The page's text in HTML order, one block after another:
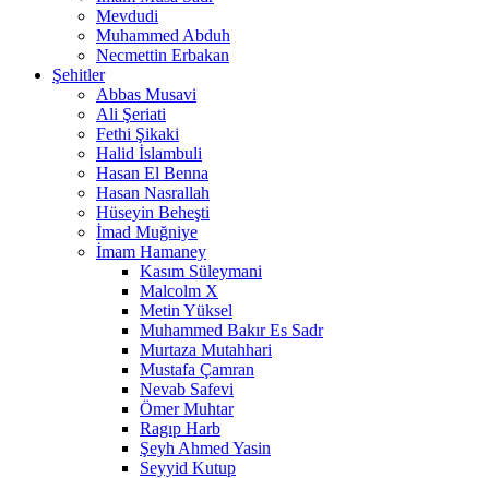
Mevdudi
Muhammed Abduh
Necmettin Erbakan
Şehitler
Abbas Musavi
Ali Şeriati
Fethi Şikaki
Halid İslambuli
Hasan El Benna
Hasan Nasrallah
Hüseyin Beheşti
İmad Muğniye
İmam Hamaney
Kasım Süleymani
Malcolm X
Metin Yüksel
Muhammed Bakır Es Sadr
Murtaza Mutahhari
Mustafa Çamran
Nevab Safevi
Ömer Muhtar
Ragıp Harb
Şeyh Ahmed Yasin
Seyyid Kutup